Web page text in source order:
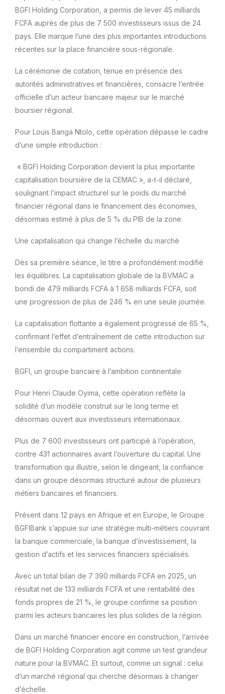
BGFI Holding Corporation, a permis de lever 45 milliards
FCFA auprès de plus de 7 500 investisseurs issus de 24
pays. Elle marque l’une des plus importantes introductions
récentes sur la place financière sous-régionale.
La cérémonie de cotation, tenue en présence des
autorités administratives et financières, consacre l’entrée
officielle d’un acteur bancaire majeur sur le marché
boursier régional.
Pour Louis Banga Ntolo, cette opération dépasse le cadre
d’une simple introduction :
« BGFI Holding Corporation devient la plus importante
capitalisation boursière de la CEMAC », a-t-il déclaré,
soulignant l’impact structurel sur le poids du marché
financier régional dans le financement des économies,
désormais estimé à plus de 5 % du PIB de la zone.
Une capitalisation qui change l’échelle du marché
Dès sa première séance, le titre a profondément modifié
les équilibres. La capitalisation globale de la BVMAC a
bondi de 479 milliards FCFA à 1 658 milliards FCFA, soit
une progression de plus de 246 % en une seule journée.
La capitalisation flottante a également progressé de 65 %,
confirmant l’effet d’entraînement de cette introduction sur
l’ensemble du compartiment actions.
BGFI, un groupe bancaire à l’ambition continentale
Pour Henri Claude Oyima, cette opération reflète la
solidité d’un modèle construit sur le long terme et
désormais ouvert aux investisseurs internationaux.
Plus de 7 600 investisseurs ont participé à l’opération,
contre 431 actionnaires avant l’ouverture du capital. Une
transformation qui illustre, selon le dirigeant, la confiance
dans un groupe désormais structuré autour de plusieurs
métiers bancaires et financiers.
Présent dans 12 pays en Afrique et en Europe, le Groupe
BGFIBank s’appuie sur une stratégie multi-métiers couvrant
la banque commerciale, la banque d’investissement, la
gestion d’actifs et les services financiers spécialisés.
Avec un total bilan de 7 390 milliards FCFA en 2025, un
résultat net de 133 milliards FCFA et une rentabilité des
fonds propres de 21 %, le groupe confirme sa position
parmi les acteurs bancaires les plus solides de la région.
Dans un marché financier encore en construction, l’arrivée
de BGFI Holding Corporation agit comme un test grandeur
nature pour la BVMAC. Et surtout, comme un signal : celui
d’un marché régional qui cherche désormais à changer
d’échelle.